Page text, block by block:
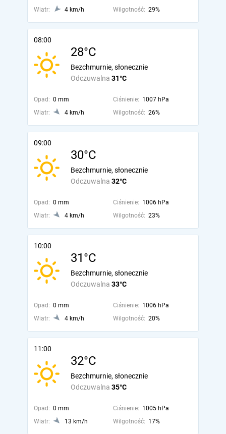
Wiatr: 4 km/h Wilgotność: 29%
08:00
28°C
Odczuwalna 31°C
Bezchmurnie, słonecznie
Opad: 0 mm Ciśnienie: 1007 hPa
Wiatr:
4 km/h Wilgotność: 26%
09:00
30°C
Odczuwalna 32°C
Bezchmurnie, słonecznie
Opad: 0 mm Ciśnienie: 1006 hPa
Wiatr:
4 km/h Wilgotność: 23%
10:00
31°C
Odczuwalna 33°C
Bezchmurnie, słonecznie
Opad: 0 mm Ciśnienie: 1006 hPa
Wiatr:
4 km/h Wilgotność: 20%
11:00
32°C
Odczuwalna 35°C
Bezchmurnie, słonecznie
Opad: 0 mm Ciśnienie: 1005 hPa
Wiatr:
13 km/h Wilgotność: 17%